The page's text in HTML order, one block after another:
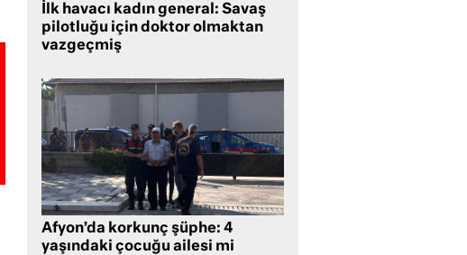
İlk havacı kadın general: Savaş
pilotluğu için doktor olmaktan
vazgeçmiş
Afyon’da korkunç şüphe: 4
yaşındaki çocuğu ailesi mi